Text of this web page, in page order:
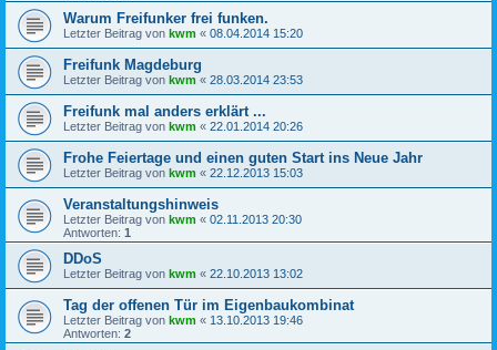
Warum Freifunker frei funken.
Letzter Beitrag von kwm « 08.04.2014 15:20
Freifunk Magdeburg
Letzter Beitrag von kwm « 28.03.2014 23:53
Freifunk mal anders erklärt ...
Letzter Beitrag von kwm « 22.01.2014 20:26
Frohe Feiertage und einen guten Start ins Neue Jahr
Letzter Beitrag von kwm « 22.12.2013 15:03
Veranstaltungshinweis
Letzter Beitrag von kwm « 02.11.2013 20:30
Antworten: 1
DDoS
Letzter Beitrag von kwm « 22.10.2013 13:02
Tag der offenen Tür im Eigenbaukombinat
Letzter Beitrag von kwm « 13.10.2013 19:46
Antworten: 2